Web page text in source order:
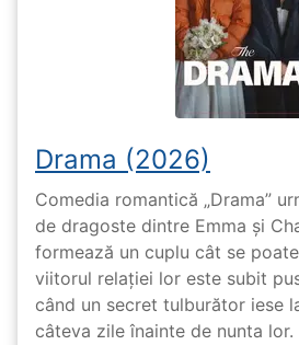
Drama (2026)
Comedia romantică „Drama”
de dragoste dintre Emma și
formează un cuplu cât se
viitorul relației lor este subit
când un secret tulburător iese
câteva zile înainte de nunta